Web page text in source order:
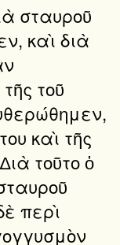
σταυροῦ
καὶ διὰ
τοῦ
καὶ τῆς
τοῦτο ὁ
περὶ